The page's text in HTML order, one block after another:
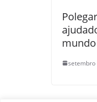
mundo
setembro